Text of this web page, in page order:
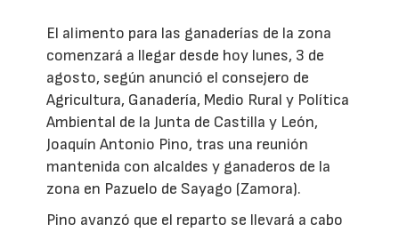
El alimento para las ganaderías de la zona
comenzará a llegar desde hoy lunes, 3 de
agosto, según anunció el consejero de
Agricultura, Ganadería, Medio Rural y Política
Ambiental de la Junta de Castilla y León,
Joaquín Antonio Pino, tras una reunión
mantenida con alcaldes y ganaderos de la
zona en Pazuelo de Sayago (Zamora).
Pino avanzó que el reparto se llevará a cabo